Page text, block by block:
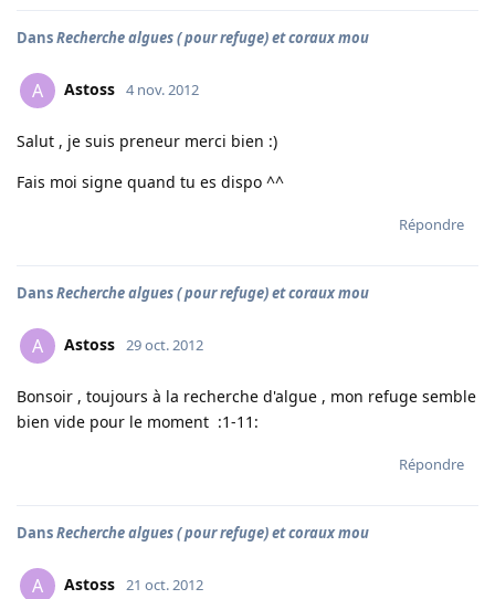
DansRecherche algues ( pour refuge) et coraux mou
A Astoss 4 nov. 2012
Salut , je suis preneur merci bien :)
Fais moi signe quand tu es dispo ^^
Répondre
DansRecherche algues ( pour refuge) et coraux mou
A Astoss 29 oct. 2012
Bonsoir , toujours à la recherche d'algue , mon refuge semble
bien vide pour le moment :1-11:
Répondre
DansRecherche algues ( pour refuge) et coraux mou
A Astoss 21 oct. 2012